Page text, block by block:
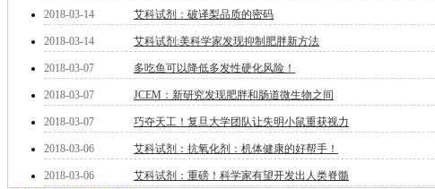
温
肟
烯
锌
2018-03-14 艾科试剂：破译梨品质的密码
2018-03-14 艾科试剂:美科学家发现抑制肥胖新方法
2018-03-07 多吃鱼可以降低多发性硬化风险！
2018-03-07 JCEM：新研究发现肥胖和肠道微生物之间
2018-03-07 巧夺天工！复旦大学团队让失明小鼠重获视力
2018-03-06 艾科试剂：抗氧化剂：机体健康的好帮手！
2018-03-06 艾科试剂：重磅！科学家有望开发出人类脊髓